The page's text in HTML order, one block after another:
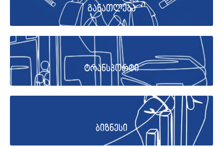
განათლება
ტრანსპორტი
ბიზნესი